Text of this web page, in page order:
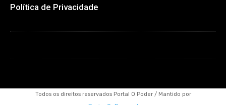
Política de Privacidade
Todos os direitos reservados Portal O Poder / Mantido por